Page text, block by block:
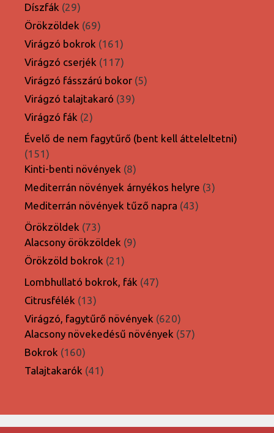
termék
Díszfák 2929
termék
Örökzöldek 6969
termék
Virágzó bokrok 161161
termék
Virágzó cserjék 117117
termék
Virágzó fásszárú bokor 55
Virágzó talajtakaró 3939
Virágzó fák 22
termék
Évelő de nem fagytűrő (bent kell átteleltetni)
151151
termék
Kinti-benti növények 88
termék
Mediterrán növények árnyékos helyre 33
Mediterrán növények tűző napra 4343
Örökzöldek 7373
termék
Alacsony örökzöldek 99
Örökzöld bokrok 2121
termék
Lombhullató bokrok, fák 4747
Citrusfélék 1313
termék
Virágzó, fagytűrő növények 620620
termék
Alacsony növekedésű növények 5757
Bokrok 160160
termék
Talajtakarók 4141